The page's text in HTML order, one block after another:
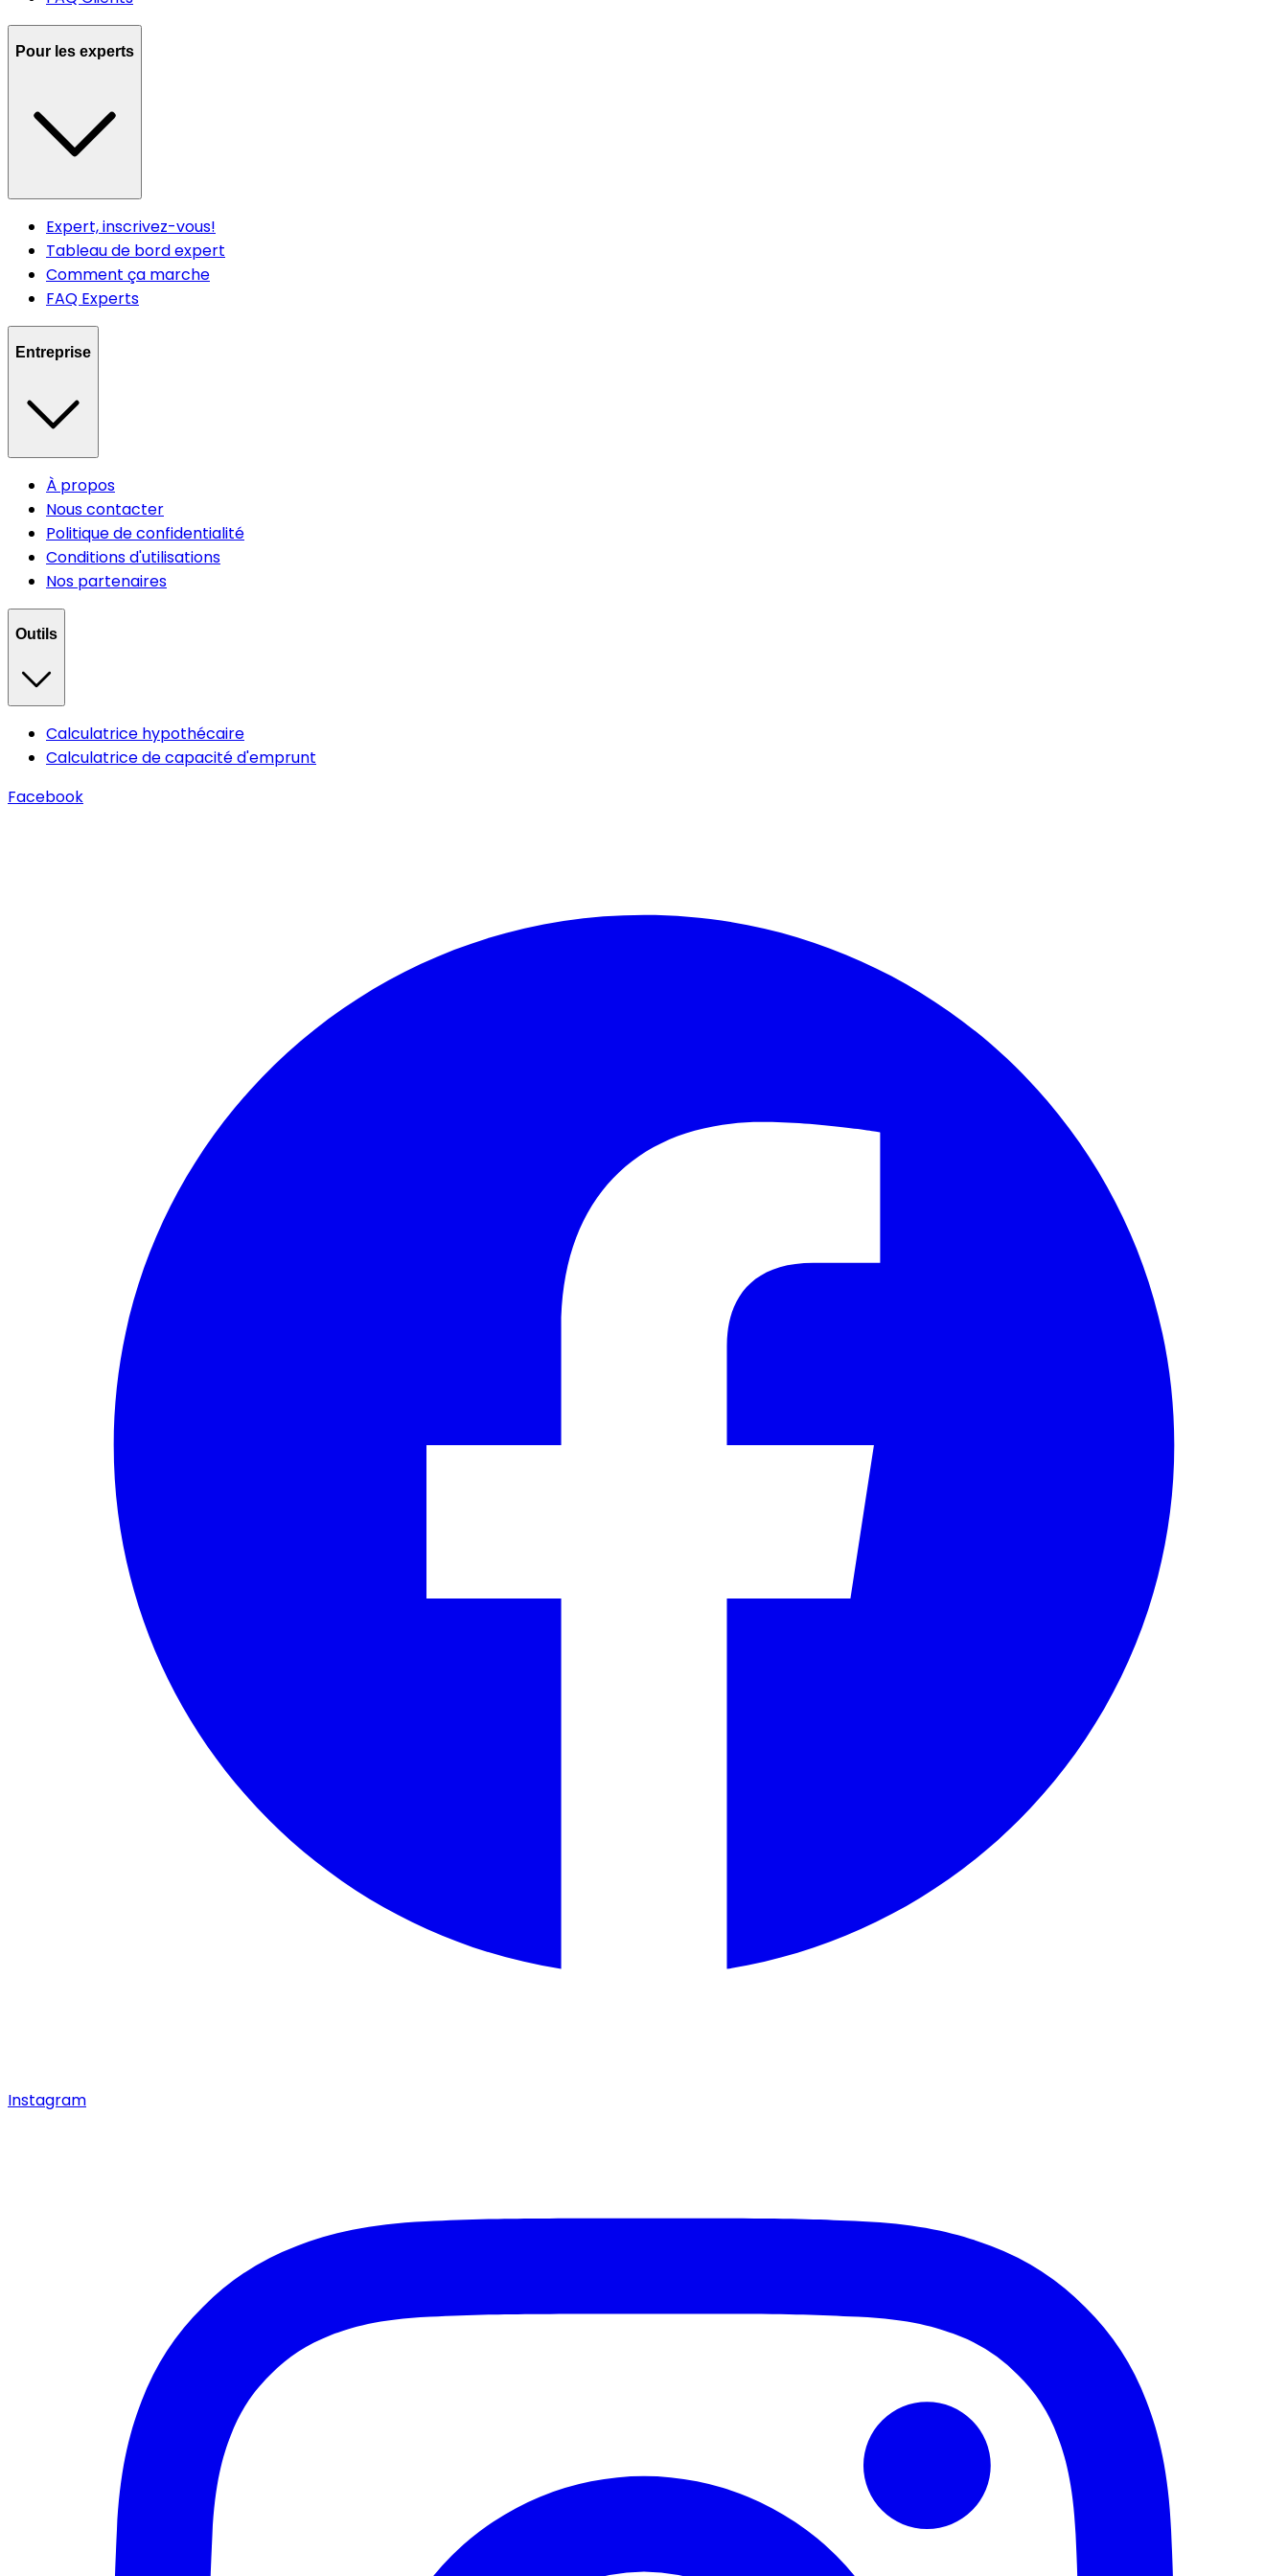
Pour les experts
Expert, inscrivez-vous!
Tableau de bord expert
Comment ça marche
FAQ Experts
Entreprise
À propos
Nous contacter
Politique de confidentialité
Conditions d'utilisations
Nos partenaires
Outils
Calculatrice hypothécaire
Calculatrice de capacité d'emprunt
Facebook
Instagram